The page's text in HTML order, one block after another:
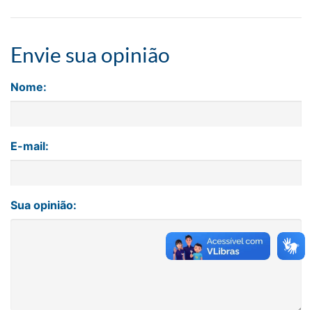
Envie sua opinião
Nome:
E-mail:
Sua opinião: